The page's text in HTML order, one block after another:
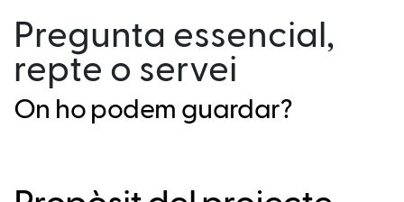
Pregunta essencial,
repte o servei
On ho podem guardar?